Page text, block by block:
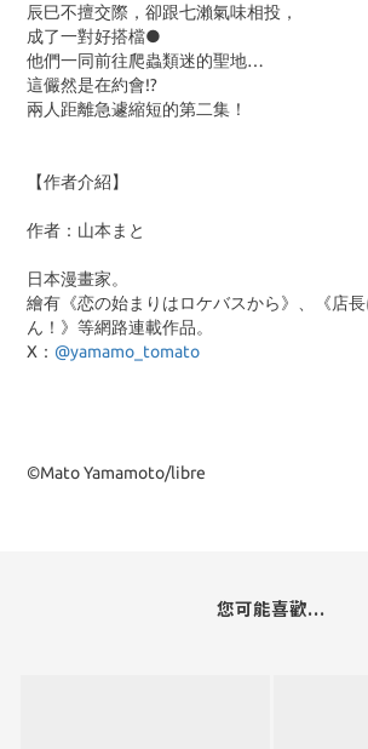
辰巳不擅交際，卻跟七瀨氣味相投，
成了一對好搭檔●
他們一同前往爬蟲類迷的聖地…
這儼然是在約會!?
兩人距離急遽縮短的第二集！
【作者介紹】
作者：山本まと
日本漫畫家。
繪有《恋の始まりはロケバスから》、《店
ん！》等網路連載作品。
X： @yamamo_tomato
©Mato Yamamoto/libre
您可能喜歡...